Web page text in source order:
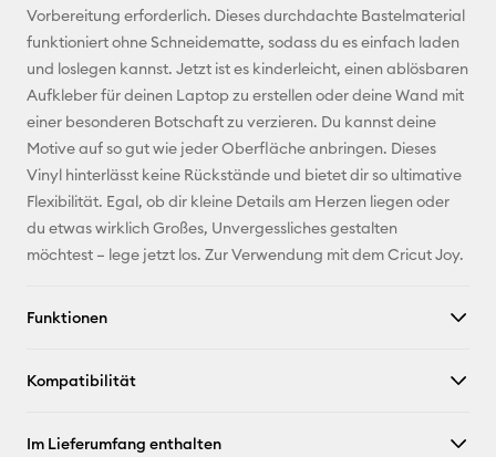
Pinterest
Facebook
Vorbereitung erforderlich. Dieses durchdachte Bastelmaterial
funktioniert ohne Schneidematte, sodass du es einfach laden
und loslegen kannst. Jetzt ist es kinderleicht, einen ablösbaren
Aufkleber für deinen Laptop zu erstellen oder deine Wand mit
einer besonderen Botschaft zu verzieren. Du kannst deine
Motive auf so gut wie jeder Oberfläche anbringen. Dieses
Vinyl hinterlässt keine Rückstände und bietet dir so ultimative
Flexibilität. Egal, ob dir kleine Details am Herzen liegen oder
du etwas wirklich Großes, Unvergessliches gestalten
möchtest – lege jetzt los. Zur Verwendung mit dem Cricut Joy.
Funktionen
Kompatibilität
Im Lieferumfang enthalten